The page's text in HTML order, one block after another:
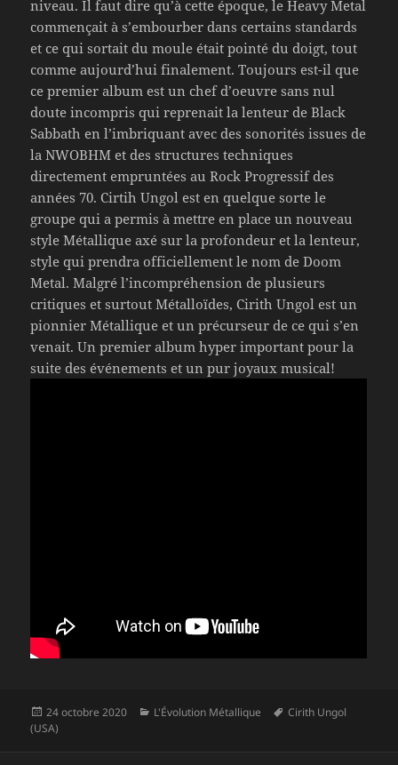
niveau. Il faut dire qu’à cette époque, le Heavy Metal
commençait à s’embourber dans certains standards
et ce qui sortait du moule était pointé du doigt, tout
comme aujourd’hui finalement. Toujours est-il que
ce premier album est un chef d’oeuvre sans nul
doute incompris qui reprenait la lenteur de Black
Sabbath en l’imbriquant avec des sonorités issues de
la NWOBHM et des structures techniques
directement empruntées au Rock Progressif des
années 70. Cirtih Ungol est en quelque sorte le
groupe qui a permis à mettre en place un nouveau
style Métallique axé sur la profondeur et la lenteur,
style qui prendra officiellement le nom de Doom
Metal. Malgré l’incompréhension de plusieurs
critiques et surtout Métalloïdes, Cirith Ungol est un
pionnier Métallique et un précurseur de ce qui s’en
venait. Un premier album hyper important pour la
suite des événements et un pur joyaux musical!
Publié
le
24 octobre 2020 Catégories
L'Évolution Métallique
Mots-
Cirith Ungol
(USA)